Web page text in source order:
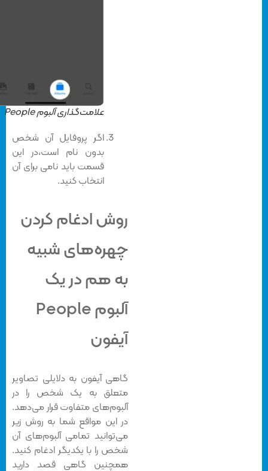
علامت‌گذاری آلبوم People
اگر پروفایل آن شخص
بدون نام است،‌در این
قسمت باید نامی برای آن
انتخاب کنید.
روش ادغام کردن
چهره‌های شبیه
به هم در یک
آلبوم People
آیفون
گاهی آیفون به دلایلی تصاویر
متعلق به یک شخص را در
آلبوم‌های متفاوت قرار می‌دهد.
در این مواقع شما به روش زیر
می‌توانید تمامی آلبوم‌های آن
شخص را با یکدیگر ادغام کنید.
همچنین گاهی قصد دارید